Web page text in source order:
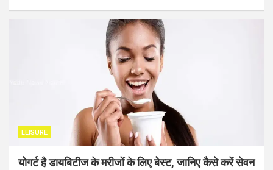
LEISURE
योगर्ट है डायबिटीज के मरीजों के लिए बेस्ट, जानिए कैसे करें सेवन